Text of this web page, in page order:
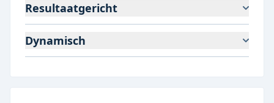
Resultaatgericht
Dynamisch